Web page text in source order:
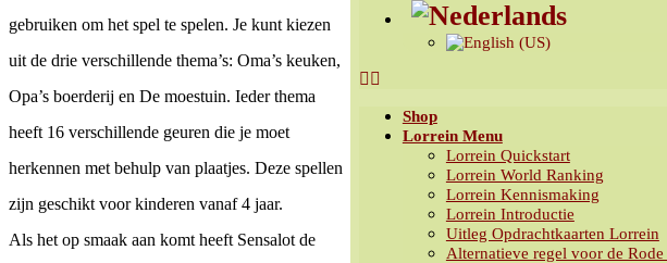
Shop
Lorrein Menu
Lorrein Quickstart
Lorrein World Ranking
Lorrein Kennismaking
Lorrein Introductie
Uitleg Opdrachtkaarten Lorrein
Alternatieve regel voor de
gebruiken om het spel te spelen. Je kunt kiezen
uit de drie verschillende thema’s: Oma’s keuken,
Opa’s boerderij en De moestuin. Ieder thema
heeft 16 verschillende geuren die je moet
herkennen met behulp van plaatjes. Deze spellen
zijn geschikt voor kinderen vanaf 4 jaar.
Als het op smaak aan komt heeft Sensalot de